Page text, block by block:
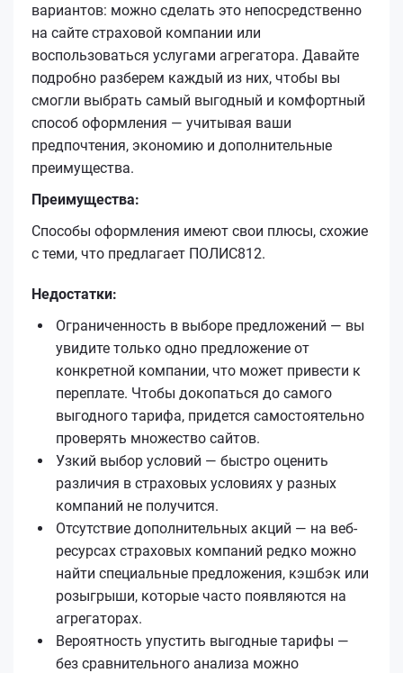
вариантов: можно сделать это непосредственно
на сайте страховой компании или
воспользоваться услугами агрегатора. Давайте
подробно разберем каждый из них, чтобы вы
смогли выбрать самый выгодный и комфортный
способ оформления — учитывая ваши
предпочтения, экономию и дополнительные
преимущества.
Преимущества:
Способы оформления имеют свои плюсы, схожие
с теми, что предлагает ПОЛИС812.
Недостатки:
Ограниченность в выборе предложений — вы
увидите только одно предложение от
конкретной компании, что может привести к
переплате. Чтобы докопаться до самого
выгодного тарифа, придется самостоятельно
проверять множество сайтов.
Узкий выбор условий — быстро оценить
различия в страховых условиях у разных
компаний не получится.
Отсутствие дополнительных акций — на веб-
ресурсах страховых компаний редко можно
найти специальные предложения, кэшбэк или
розыгрыши, которые часто появляются на
агрегаторах.
Вероятность упустить выгодные тарифы —
без сравнительного анализа можно